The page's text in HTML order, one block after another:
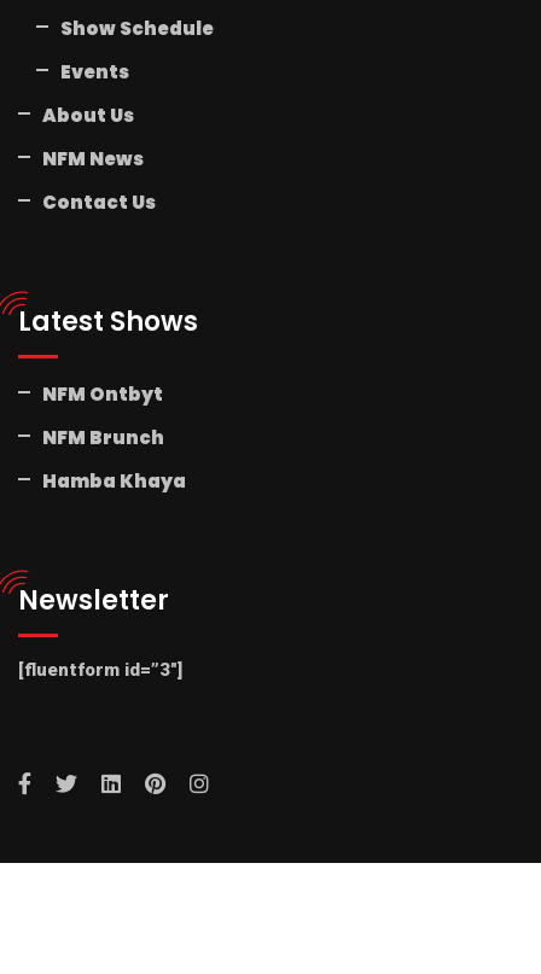
Show Schedule
Events
About Us
NFM News
Contact Us
Latest Shows
NFM Ontbyt
NFM Brunch
Hamba Khaya
Newsletter
[fluentform id=”3″]